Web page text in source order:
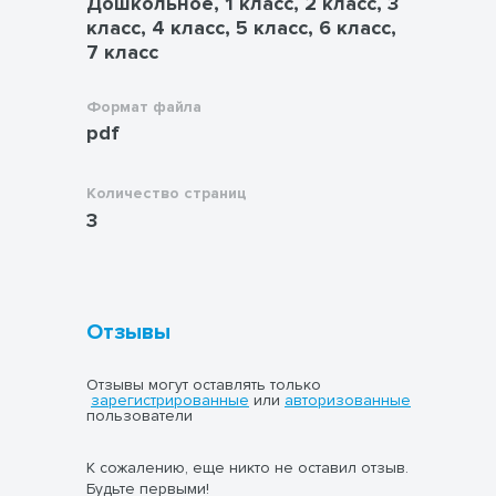
оформление класса, группы или
школьного коридора;
тематический уголок «Сегодняшний
ежедневные утренние встречи;
тематические беседы;
развитию познавательной
культуре и памятным событиям;
развитию речи и коммуникативных
традициям и значимым датам;
класс, 4 класс, 5 класс, 6 класс,
7 класс
Формат файла
pdf
Количество страниц
3
Отзывы
Отзывы могут оставлять только
зарегистрированные или авторизованные
пользователи
К сожалению, еще никто не оставил отзыв.
Будьте первыми!